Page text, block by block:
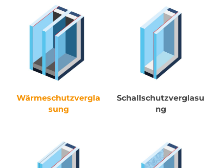
Wärmeschutzvergla
sung
Schallschutzverglasu
ng